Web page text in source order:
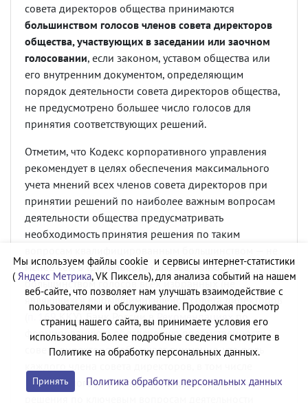
совета директоров общества принимаются
большинством голосов членов совета директоров
общества, участвующих в заседании или заочном
голосовании, если законом, уставом общества или
его внутренним документом, определяющим
порядок деятельности совета директоров общества,
не предусмотрено большее число голосов для
принятия соответствующих решений.
Отметим, что Кодекс корпоративного управления
рекомендует в целях обеспечения максимального
учета мнений всех членов совета директоров при
принятии решений по наиболее важным вопросам
деятельности общества предусматривать
необходимость принятия решения по таким
менее чем в три четверти голосов — либо
большинством голосов всех избранных (не
являющихся выбывшими) членов совета директоров
п. 169ККУ). Банк России в Рекомендацияхпо
формированию и обеспечению преемственности
совета директоров обращает внимание, что роль
независимого директора, повышается, если
Мы используем файлы cookie и сервисы интернет-статистики
( Яндекс Метрика, VK Пиксель), для анализа событий на нашем
веб-сайте, что позволяет нам улучшать взаимодействие с
пользователями и обслуживание. Продолжая просмотр
страниц нашего сайта, вы принимаете условия его
использования. Более подробные сведения смотрите в
Политике на обработку персональных данных.
Принять Политика обработки персональных данных